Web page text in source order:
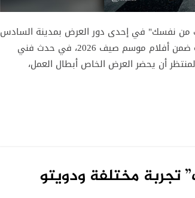
من نفسك" في إحدى دور العرض بمدينة السادس
من أكتوبر، إيذانًا بانطلاقه رسميًا في دور السينما المصرية ضمن أفلام موسم صيف 2026، في حدث فني
أن يحضر العرض الخاص أبطال العمل،
مختلفة ودويتو